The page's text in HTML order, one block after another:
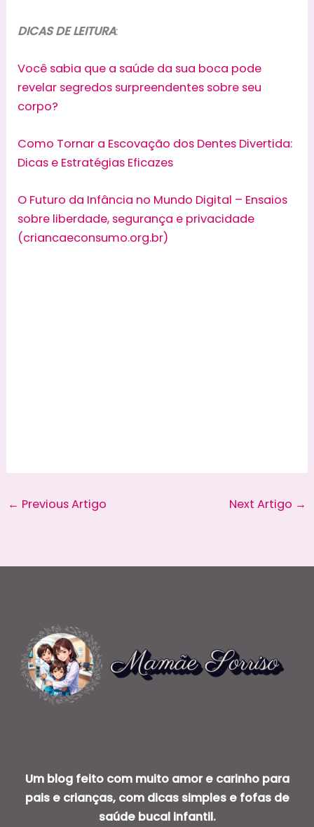
DICAS DE LEITURA:
Você sabia que a saúde da sua boca pode
revelar segredos surpreendentes sobre seu
corpo?
Como Tornar a Escovação dos Dentes Divertida:
Dicas e Estratégias Eficazes
O Futuro da Infância no Mundo Digital – Ensaios
sobre liberdade, segurança e privacidade
(criancaeconsumo.org.br)
← Previous Artigo Next Artigo →
Um blog feito com muito amor e carinho para
pais e crianças, com dicas simples e fofas de
saúde bucal infantil.